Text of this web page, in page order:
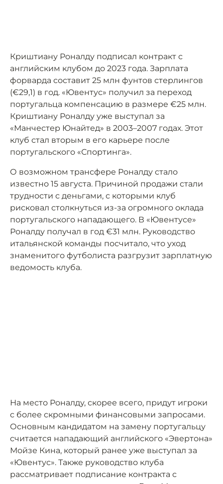
Криштиану Роналду подписал контракт с
английским клубом до 2023 года. Зарплата
форварда составит 25 млн фунтов стерлингов
(€29,1) в год. «Ювентус» получил за переход
португальца компенсацию в размере €25 млн.
Криштиану Роналду уже выступал за
«Манчестер Юнайтед» в 2003–2007 годах. Этот
клуб стал вторым в его карьере после
португальского «Спортинга».
О возможном трансфере Роналду стало
известно 15 августа. Причиной продажи стали
трудности с деньгами, с которыми клуб
рисковал столкнуться из-за огромного оклада
португальского нападающего. В «Ювентусе»
Роналду получал в год €31 млн. Руководство
итальянской команды посчитало, что уход
знаменитого футболиста разгрузит зарплатную
ведомость клуба.
На место Роналду, скорее всего, придут игроки
с более скромными финансовыми запросами.
Основным кандидатом на замену португальцу
считается нападающий английского «Эвертона»
Мойзе Кина, который ранее уже выступал за
«Ювентус». Также руководство клуба
рассматривает подписание контракта с